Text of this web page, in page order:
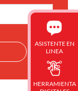
ASISTENTE EN
LINEA
HERRAMIENTA